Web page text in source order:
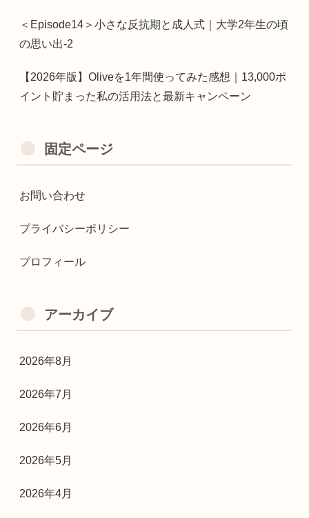
＜Episode14＞小さな反抗期と成人式｜大学2年生の頃
の思い出-2
【2026年版】Oliveを1年間使ってみた感想｜13,000ポ
イント貯まった私の活用法と最新キャンペーン
固定ページ
お問い合わせ
プライバシーポリシー
プロフィール
アーカイブ
2026年8月
2026年7月
2026年6月
2026年5月
2026年4月